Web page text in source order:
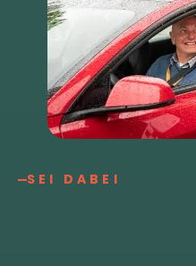
SEI DABEI